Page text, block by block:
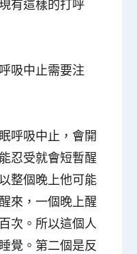
有這樣的打呼
吸中止需要注
呼吸中止，會開
忍受就會短暫醒
整個晚上他可能
來，一個晚上醒
次。所以這個人
覺。第二個是反